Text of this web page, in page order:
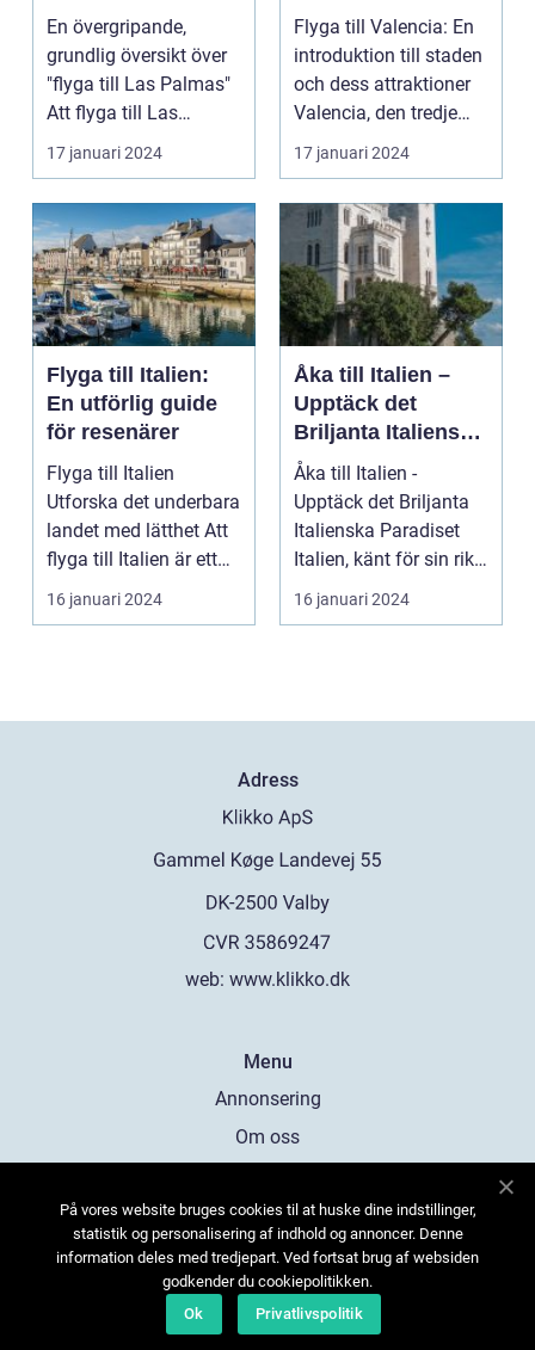
ögruppen
En övergripande,
grundlig översikt över
"flyga till Las Palmas"
Att flyga till Las
Palmas, beläget ...
17 januari 2024
med sin rika
historia och kultur
Flyga till Valencia: En
introduktion till staden
och dess attraktioner
Valencia, den tredje
största...
17 januari 2024
Flyga till Italien:
En utförlig guide
för resenärer
Flyga till Italien
Utforska det underbara
landet med lätthet Att
flyga till Italien är ett
fantast...
16 januari 2024
Åka till Italien –
Upptäck det
Briljanta Italienska
Paradiset
Åka till Italien -
Upptäck det Briljanta
Italienska Paradiset
Italien, känt för sin rika
historia, ...
16 januari 2024
Adress
web: www.klikko.dk
Menu
Annonsering
Om oss
Kontakta oss
Sitemap
På vores website bruges cookies til at huske dine indstillinger,
statistik og personalisering af indhold og annoncer. Denne
information deles med tredjepart. Ved fortsat brug af websiden
godkender du cookiepolitikken.
Ok
Privatlivspolitik